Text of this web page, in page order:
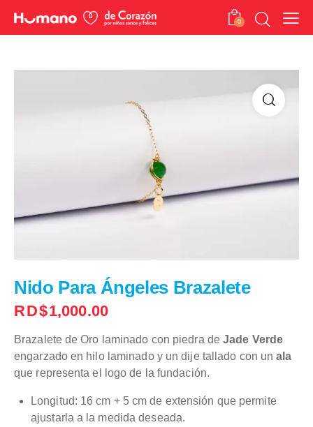
0
Nido Para Ángeles Brazalete
RD$1,000.00
Brazalete de Oro laminado con piedra de Jade Verde
engarzado en hilo laminado y un dije tallado con unala
que representa el logo de la fundación.
Longitud: 16 cm + 5 cm de extensión que permite
ajustarla a la medida deseada.